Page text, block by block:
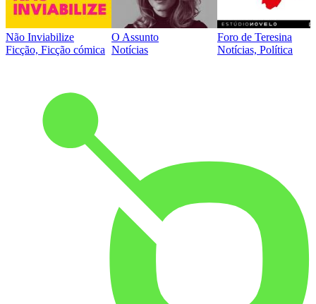
Não Inviabilize
Ficção, Ficção cómica
O Assunto
Notícias
Foro de Teresina
Notícias, Política